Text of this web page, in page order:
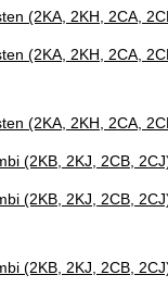
(2KA, 2KH, 2CA,
(2KA, 2KH, 2CA,
(2KA, 2KH, 2CA,
(2KB, 2KJ, 2CB,
(2KB, 2KJ, 2CB,
(2KB, 2KJ, 2CB,